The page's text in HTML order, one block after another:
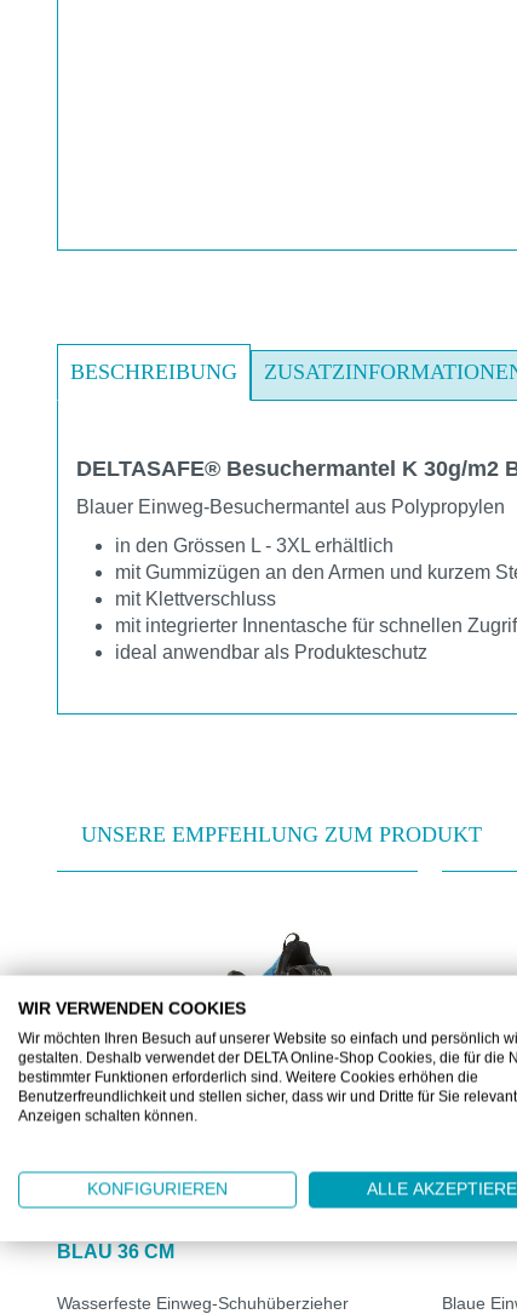
BESCHREIBUNG
DELTASAFE® Besuchermantel K 30g/m2
Blauer Einweg-Besuchermantel aus Polypropylen
in den Grössen L - 3XL erhältlich
mit Gummizügen an den Armen und kurzem
mit Klettverschluss
mit integrierter Innentasche für schnellen
ideal anwendbar als Produkteschutz
UNSERE EMPFEHLUNG ZUM PRODUKT
Produktgalerie überspringen
DZ798836B
BLAU 36 CM
Wasserfeste Einweg-Schuhüberzieher Blaue
WIR VERWENDEN COOKIES
Wir möchten Ihren Besuch auf unserer Website so einfach und persönlich
gestalten. Deshalb verwendet der DELTA Online-Shop Cookies, die für die
bestimmter Funktionen erforderlich sind. Weitere Cookies erhöhen die
Benutzerfreundlichkeit und stellen sicher, dass wir und Dritte für Sie
Anzeigen schalten können.
KONFIGURIEREN ALLE